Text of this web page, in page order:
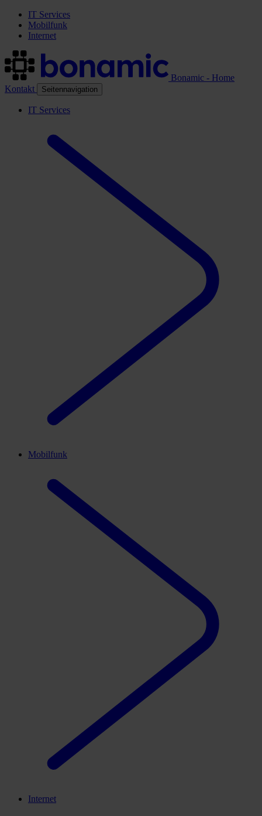
IT Services
Mobilfunk
Internet
Bonamic - Home
Kontakt
Seitennavigation
IT Services
Mobilfunk
Internet